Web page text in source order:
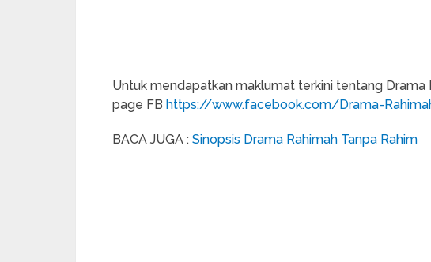
Untuk mendapatkan maklumat terkini tentang Drama
page FB https://www.facebook.com/Drama-
BACA JUGA : Sinopsis Drama Rahimah Tanpa Rahim